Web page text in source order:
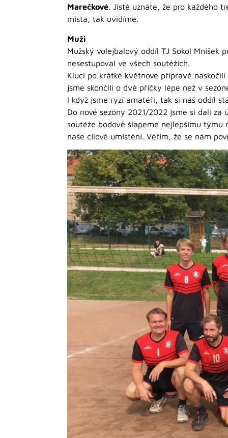
Marečkové. Jistě uznáte, že pro každého
místa, tak uvidíme.
Muži
Mužský volejbalový oddíl TJ Sokol Mníšek
nesestupoval ve všech soutěžích.
Kluci po krátké květnové přípravě
jsme skončili o dvě příčky lépe než v
I když jsme ryzí amatéři, tak si náš oddíl
Do nové sezóny 2021/2022 jsme si dali
soutěže bodově šlapeme nejlepšímu
naše cílové umístění. Věřím, že se nám